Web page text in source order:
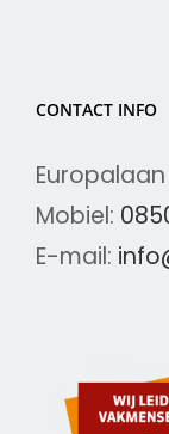
CONTACT INFO
Mobiel:
E-mail: